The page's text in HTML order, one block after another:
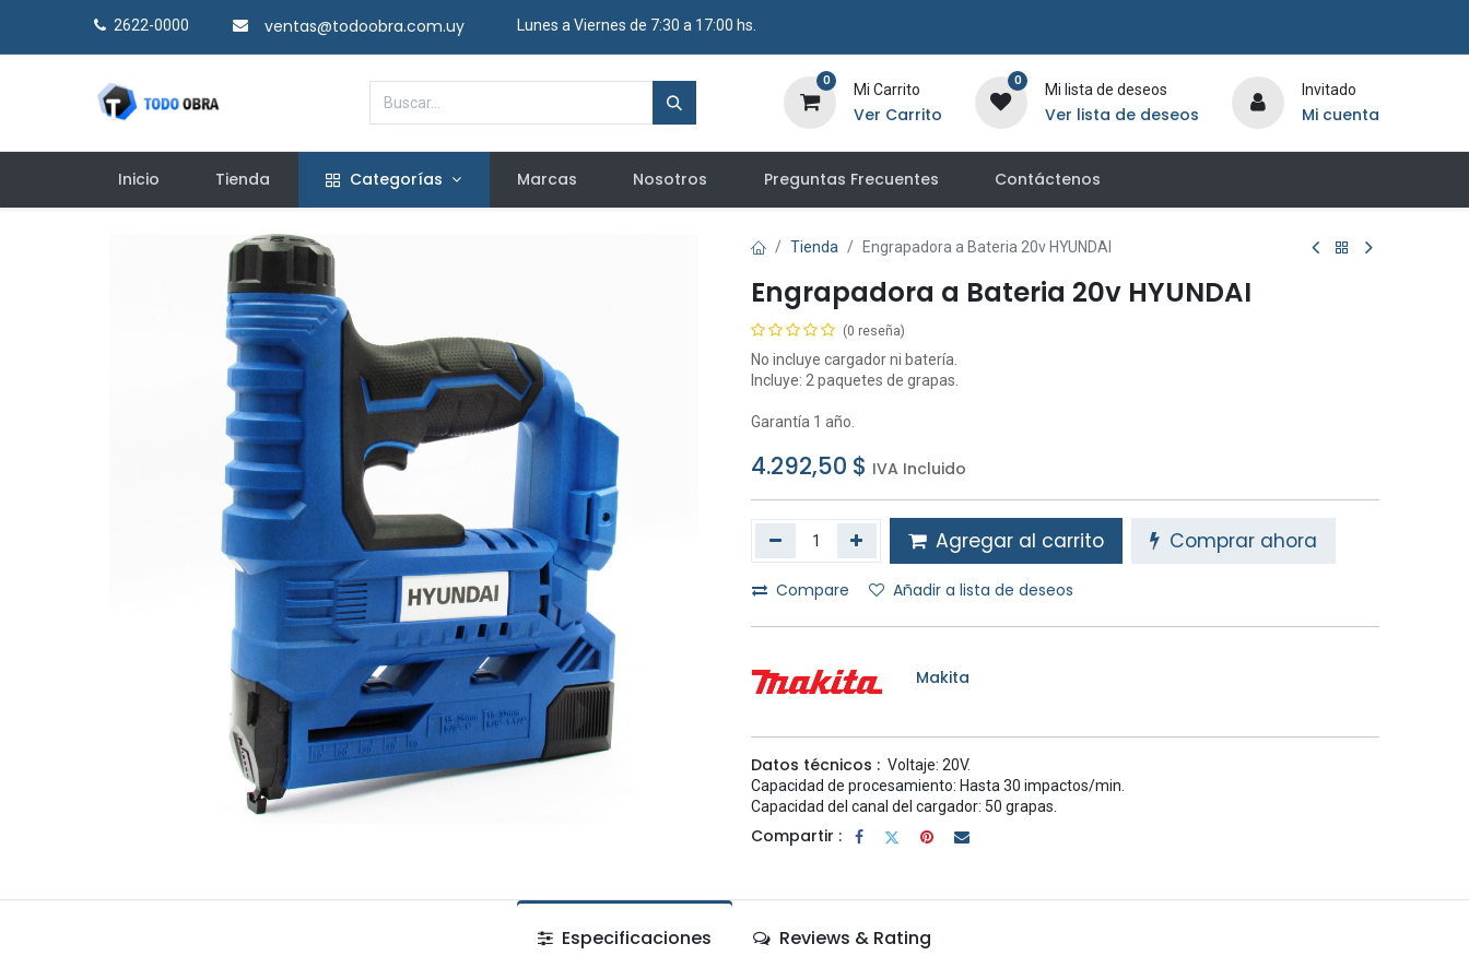
2622-0000​ ventas@todoobra.com.uy ​ Lunes a Viernes de 7:30 a 17:00 hs.
0
Mi Carrito
Ver Carrito
0
Mi lista de deseos
Ver lista de deseos
Invitado
Mi cuenta
Inicio Tienda Categorías Marcas Nosotros Preguntas Frecuentes Contáctenos
Tienda Engrapadora a Bateria 20v HYUNDAI
Engrapadora a Bateria 20v HYUNDAI
(0 reseña)
No incluye cargador ni batería.
Incluye: 2 paquetes de grapas.
Garantía 1 año.
4.292,50 $ IVA Incluido
Agregar al carrito Comprar ahora
Compare Añadir a lista de deseos
Makita
Datos técnicos : Voltaje: 20V.
Capacidad de procesamiento: Hasta 30 impactos/min.
Capacidad del canal del cargador: 50 grapas.
Compartir :
Especificaciones Reviews & Rating